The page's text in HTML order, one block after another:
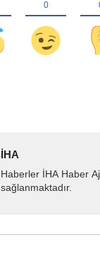
İHA
Haberler İHA Haber
sağlanmaktadır.